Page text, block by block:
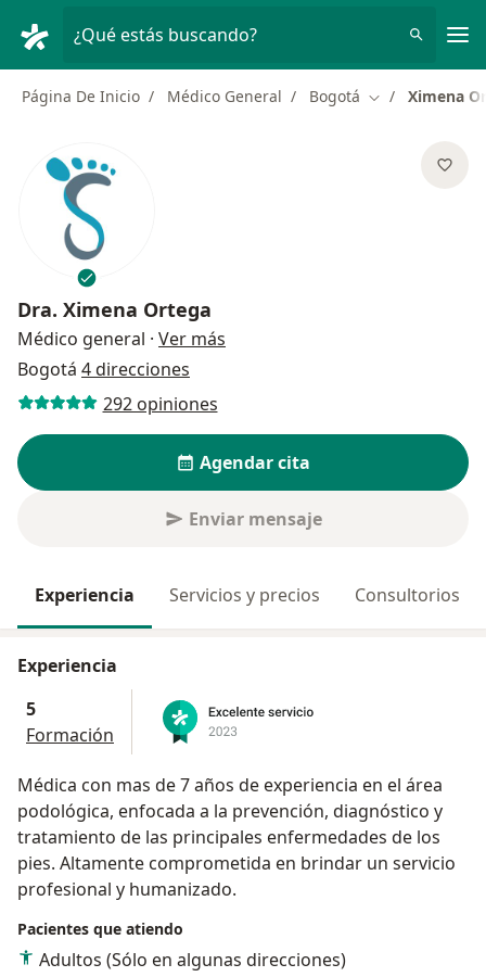
¿Qué estás buscando?
Página De Inicio Médico General Bogotá Cambiar de
Ximena
Dra. Ximena Ortega
Médico general · Ver más
Bogotá 4 direcciones
292 opiniones
Agendar cita
Enviar mensaje
Experiencia Servicios y precios Consultorios
Experiencia
5
Formación
Médica con mas de 7 años de experiencia en el área
podológica, enfocada a la prevención, diagnóstico y
tratamiento de las principales enfermedades de los
pies. Altamente comprometida en brindar un servicio
profesional y humanizado.
Pacientes que atiendo
Adultos (Sólo en algunas direcciones)